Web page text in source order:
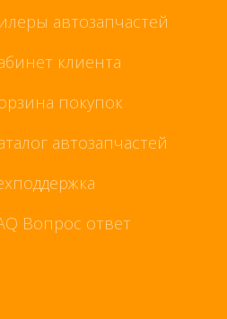
автозапчастей
клиента
покупок
автозапчастей
Вопрос ответ